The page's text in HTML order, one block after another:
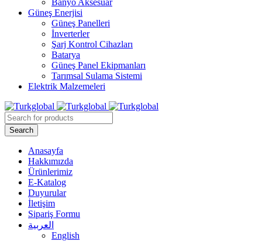
Banyo Aksesuar
Güneş Enerjisi
Güneş Panelleri
İnverterler
Şarj Kontrol Cihazları
Batarya
Güneş Panel Ekipmanları
Tarımsal Sulama Sistemi
Elektrik Malzemeleri
Anasayfa
Hakkımızda
Ürünlerimiz
E-Katalog
Duyurular
İletişim
Sipariş Formu
العربية
English